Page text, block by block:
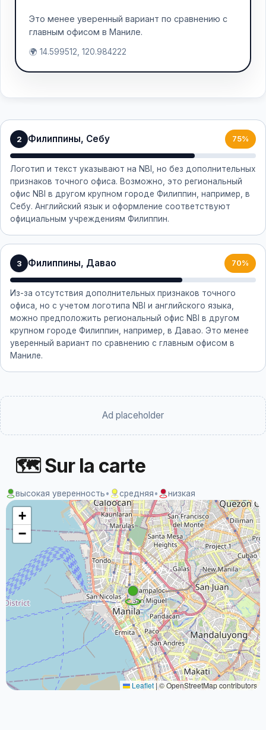
Это менее уверенный вариант по сравнению с
главным офисом в Маниле.
🌍 14.599512, 120.984222
2 Филиппины, Себу 75%
Логотип и текст указывают на NBI, но без дополнительных
признаков точного офиса. Возможно, это региональный
офис NBI в другом крупном городе Филиппин, например, в
Себу. Английский язык и оформление соответствуют
официальным учреждениям Филиппин.
3 Филиппины, Давао 70%
Из-за отсутствия дополнительных признаков точного
офиса, но с учетом логотипа NBI и английского языка,
можно предположить региональный офис NBI в другом
крупном городе Филиппин, например, в Давао. Это менее
уверенный вариант по сравнению с главным офисом в
Маниле.
Ad placeholder
🗺 Sur la carte
высокая уверенность• средняя• низкая
+
−
Leaflet |© OpenStreetMap contributors